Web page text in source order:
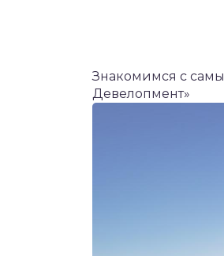
Знакомимся с
Девелопмент»